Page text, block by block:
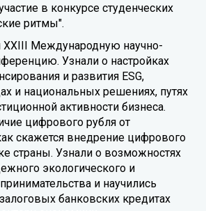
в конкурсе студенческих
ритмы".
XXIII Международную научно-
Узнали о настройках
и развития ESG,
и национальных решениях, путях
активности бизнеса.
цифрового рубля от
скажется внедрение цифрового
страны. Узнали о возможностях
экологического и
и научились
банковских кредитах